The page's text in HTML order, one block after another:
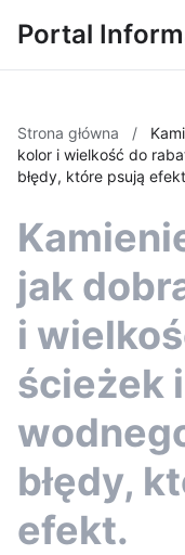
Portal
Strona główna /
kolor i wielkość do
błędy, które psują
jak
i
ścieżek
błędy,
efekt.